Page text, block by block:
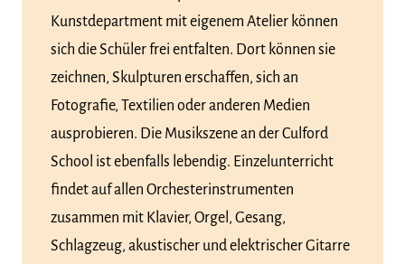
Kunstdepartment mit eigenem Atelier können
sich die Schüler frei entfalten. Dort können sie
zeichnen, Skulpturen erschaffen, sich an
Fotografie, Textilien oder anderen Medien
ausprobieren. Die Musikszene an der Culford
School ist ebenfalls lebendig. Einzelunterricht
findet auf allen Orchesterinstrumenten
zusammen mit Klavier, Orgel, Gesang,
Schlagzeug, akustischer und elektrischer Gitarre